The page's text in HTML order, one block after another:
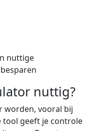
nuttige
nuttig?
worden, vooral bij
tool geeft je controle